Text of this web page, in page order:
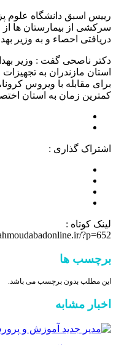
رییس اسبق دانشگاه علوم
سرکشی از بیمارستان ها
دریافتی احصاء و به
دکتر ناصحی گفت : وزیر
استان مازندران به
برای مقابله با ویروس
کمترین زمان به استان
اشتراک گذاری :
لینک کوتاه :
?p=652
برچسب ها
این مطلب بدون برچسب می باشد.
اخبار مشابه